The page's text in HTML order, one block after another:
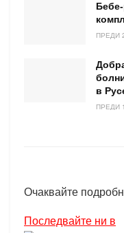
ПРЕДИ
в
ПРЕДИ
Очаквайте
Последвайте ни в